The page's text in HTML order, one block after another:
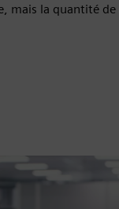
mais la quantité